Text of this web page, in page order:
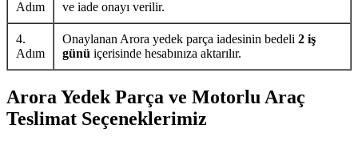
Adım
ve iade onayı verilir.
4.
Adım
Onaylanan Arora yedek parça iadesinin bedeli 2 iş
günü içerisinde hesabınıza aktarılır.
Arora Yedek Parça ve Motorlu Araç
Teslimat Seçeneklerimiz